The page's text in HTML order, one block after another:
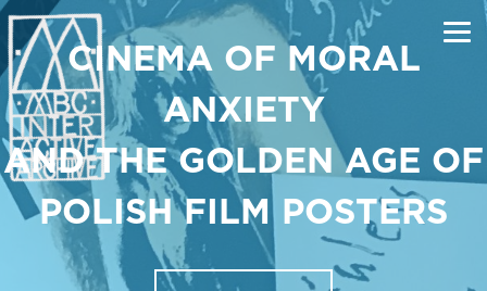
CINEMA OF MORAL
ANXIETY
AND THE GOLDEN AGE OF
POLISH FILM POSTERS